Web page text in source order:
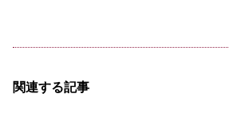
関連する記事